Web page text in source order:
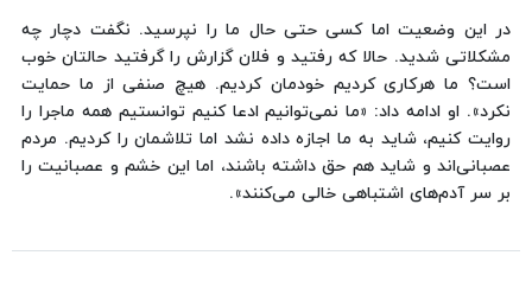
در این وضعیت اما کسی حتی حال ما را نپرسید. نگفت دچار چه
مشکلاتی شدید. حالا که رفتید و فلان گزارش را گرفتید حالتان خوب
است؟ ما هرکاری کردیم خودمان کردیم. هیچ صنفی از ما حمایت
نکرد». او ادامه داد: «ما نمی‌توانیم ادعا کنیم توانستیم همه ماجرا را
روایت کنیم، شاید به ما اجازه داده نشد اما تلاشمان را کردیم. مردم
عصبانی‌اند و شاید هم حق داشته باشند، اما این خشم و عصبانیت را
بر سر آدم‌های اشتباهی خالی می‌کنند».